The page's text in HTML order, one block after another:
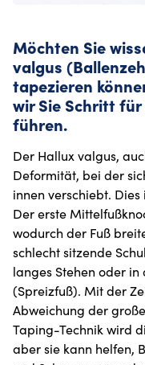
Möchten Sie
valgus
tapezieren
wir Sie Schritt
führen.
Der Hallux valgus,
Deformität, bei der
innen verschiebt.
Der erste
wodurch der Fuß
schlecht sitzende
langes Stehen oder
(Spreizfuß). Mit der
Abweichung der
Taping-Technik wird
aber sie kann helfen,